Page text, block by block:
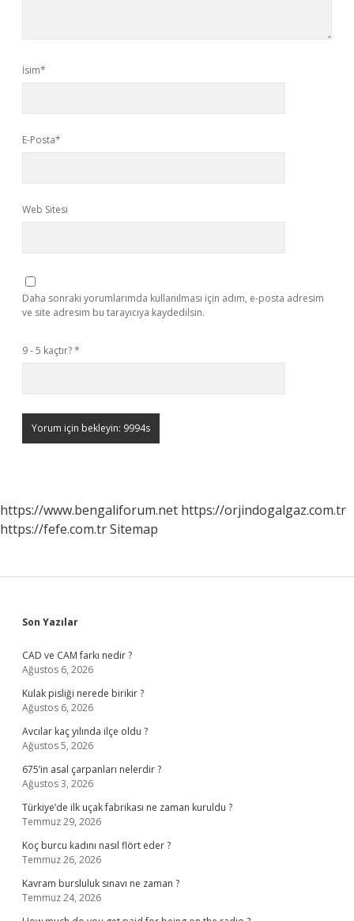
İsim*
E-Posta*
Web Sitesi
Daha sonraki yorumlarımda kullanılması için adım, e-posta adresim
ve site adresim bu tarayıcıya kaydedilsin.
9 - 5 kaçtır?*
https://www.bengaliforum.net https://orjindogalgaz.com.tr
https://fefe.com.trSitemap
Sidebar
Son Yazılar
CAD ve CAM farkı nedir ?
Ağustos 6, 2026
Kulak pisliği nerede birikir ?
Ağustos 6, 2026
Avcılar kaç yılında ilçe oldu ?
Ağustos 5, 2026
675’in asal çarpanları nelerdir ?
Ağustos 3, 2026
Türkiye’de ilk uçak fabrikası ne zaman kuruldu ?
Temmuz 29, 2026
Koç burcu kadını nasıl flört eder ?
Temmuz 26, 2026
Kavram bursluluk sınavı ne zaman ?
Temmuz 24, 2026